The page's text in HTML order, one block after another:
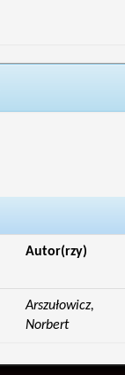
Autor(rzy)
Arszułowicz,
Norbert